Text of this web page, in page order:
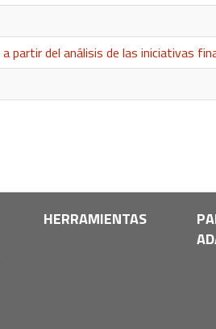
partir del análisis de las iniciativas
HERRAMIENTAS